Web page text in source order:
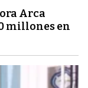
Arca
millones en